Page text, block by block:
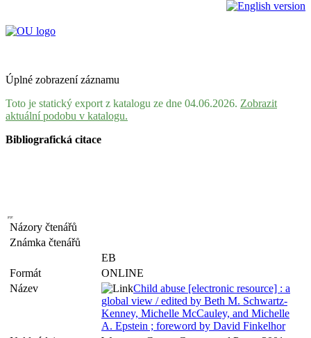
Úplné zobrazení záznamu
Toto je statický export z katalogu ze dne 04.06.2026. Zobrazit
aktuální podobu v katalogu.
Bibliografická citace
Názory čtenářů
Známka čtenářů
EB
Formát
ONLINE
Název
Child abuse [electronic resource] : a
global view / edited by Beth M. Schwartz-
Kenney, Michelle McCauley, and Michelle
A. Epstein ; foreword by David Finkelhor